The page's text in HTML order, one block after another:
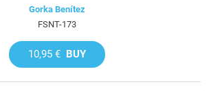
Gorka Benítez
FSNT-173
10,95 € BUY